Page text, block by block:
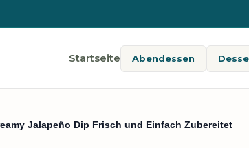
Startseite Abendessen
Jalapeño Dip Frisch und Einfach Zubereitet